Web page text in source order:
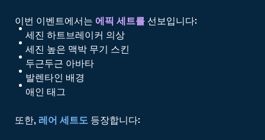
이번 이벤트에서는 에픽 세트를 선보입니다:
세진 하트브레이커 의상
세진 높은 맥박 무기 스킨
두근두근 아바타
발렌타인 배경
애인 태그
또한, 레어 세트도 등장합니다: